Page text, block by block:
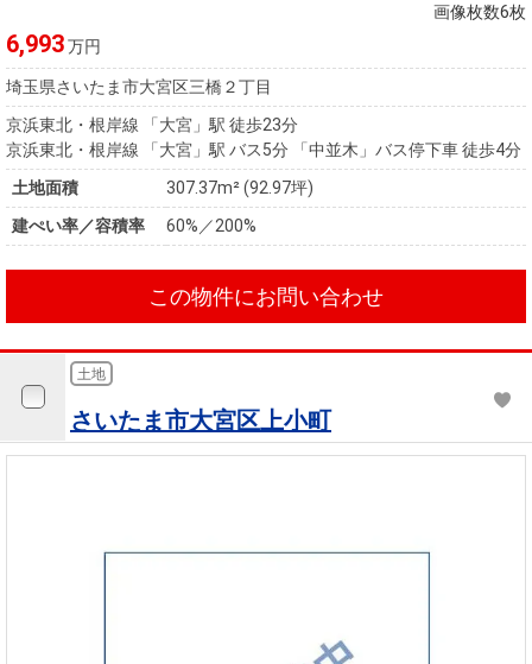
暮らしの
税金の本
（電子ブ
ック）
画像枚数6枚
6,993万円
埼玉県さいたま市大宮区三橋２丁目
京浜東北・根岸線 「大宮」駅 徒歩23分
京浜東北・根岸線 「大宮」駅 バス5分 「中並木」バス停下車 徒歩4分
土地面積
307.37m² (92.97坪)
建ぺい率／容積率
60%／200%
この物件にお問い合わせ
土地
さいたま市大宮区上小町